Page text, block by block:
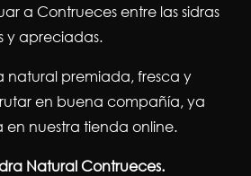
a Contrueces entre las sidras
y apreciadas.
natural premiada, fresca y
en buena compañía, ya
nuestra tienda online.
Natural Contrueces.